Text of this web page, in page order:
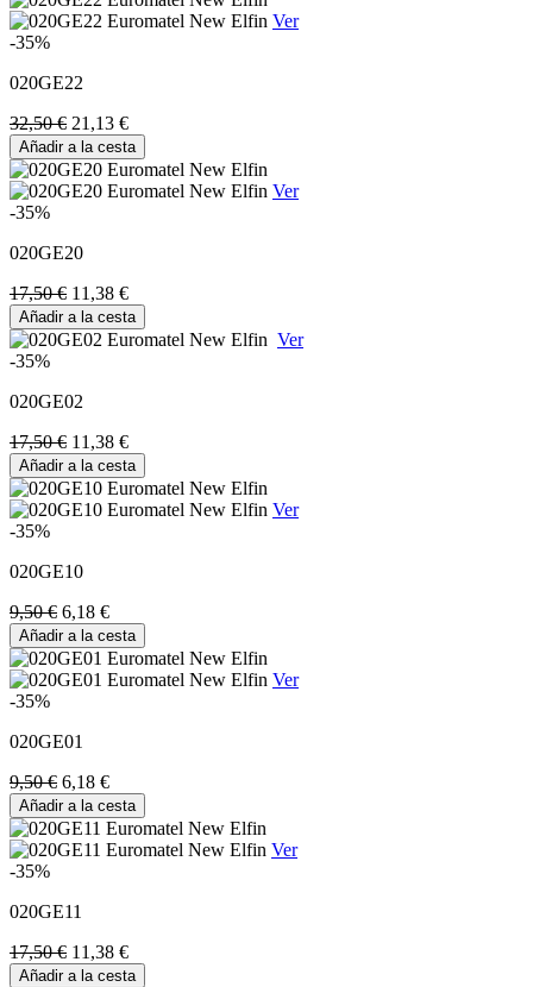
Ver
-35%
020GE22
32,50 € 21,13 €
Añadir a la cesta
Ver
-35%
020GE20
17,50 € 11,38 €
Añadir a la cesta
Ver
-35%
020GE02
17,50 € 11,38 €
Añadir a la cesta
Ver
-35%
020GE10
9,50 € 6,18 €
Añadir a la cesta
Ver
-35%
020GE01
9,50 € 6,18 €
Añadir a la cesta
Ver
-35%
020GE11
17,50 € 11,38 €
Añadir a la cesta